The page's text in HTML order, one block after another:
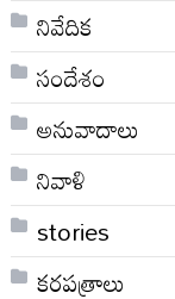
నివేదిక
సందేశం
అనువాదాలు
నివాళి
stories
కరపత్రాలు